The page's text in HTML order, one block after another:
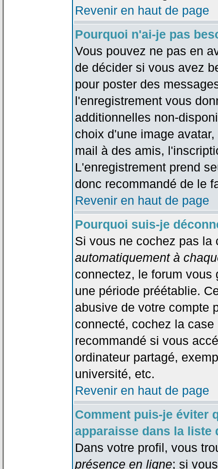
Revenir en haut de page
Pourquoi n'ai-je pas
Vous pouvez ne pas en
de décider si vous avez
pour poster des
l'enregistrement vous
additionnelles non-
choix d'une image
mail à des amis,
L'enregistrement prend
donc recommandé de le
Revenir en haut de page
Pourquoi suis-je
Si vous ne cochez pas
automatiquement à
connectez, le forum vous
une période préétablie.
abusive de votre compte
connecté, cochez la
recommandé si vous
ordinateur partagé,
université, etc.
Revenir en haut de page
Comment puis-je éviter
apparaisse dans la liste
Dans votre profil, vous
présence en ligne; si